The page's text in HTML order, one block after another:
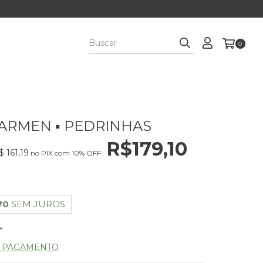
0
▪ PEDRINHAS
161,19 no PIX com 10% OFF R$179,10
SEM JUROS